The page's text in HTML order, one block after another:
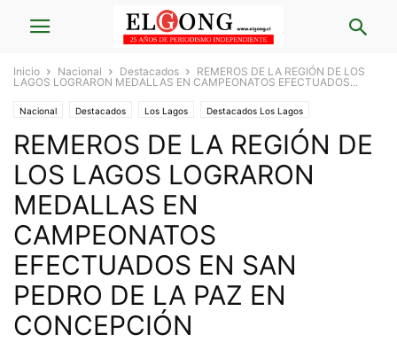
Inicio Nacional Destacados
REMEROS DE LA REGIÓN DE LOS
LAGOS LOGRARON MEDALLAS EN CAMPEONATOS EFECTUADOS...
Nacional Destacados Los Lagos Destacados Los Lagos
Crónicas Nacional Deportes
REMEROS DE LA REGIÓN DE
LOS LAGOS LOGRARON
MEDALLAS EN
CAMPEONATOS
EFECTUADOS EN SAN
PEDRO DE LA PAZ EN
CONCEPCIÓN